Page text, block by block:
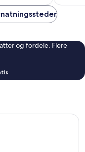
og fordele. Flere